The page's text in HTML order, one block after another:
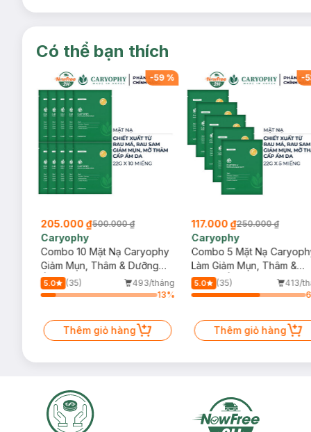
Có thể bạn thích
-59%
205.000 ₫500.000 ₫
Caryophy
Combo 10 Mặt Nạ Caryophy
Giảm Mụn, Thâm & Dưỡng
Ẩm Da 22g
5.0 (35)
493/tháng
13%
Thêm giỏ hàng
-
117.000 ₫250.000 ₫
Caryophy
Combo 5 Mặt Nạ
Làm Giảm Mụn, Thâm &
Dưỡng Ẩm Da 22g
5.0 (35)
413/
Thêm giỏ hàng